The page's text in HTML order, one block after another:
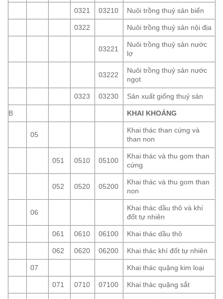
0321 03210 Nuôi trồng thuỷ sản biển
0322 Nuôi trồng thuỷ sản nội địa
03221
Nuôi trồng thuỷ sản nước
lợ
03222
Nuôi trồng thuỷ sản nước
ngọt
0323 03230 Sản xuất giống thuỷ sản
B KHAI KHOÁNG
05
Khai thác than cứng và
than non
051 0510 05100
Khai thác và thu gom than
cứng
052 0520 05200
Khai thác và thu gom than
non
06
Khai thác dầu thô và khí
đốt tự nhiên
061 0610 06100 Khai thác dầu thô
062 0620 06200 Khai thác khí đốt tự nhiên
07 Khai thác quặng kim loại
071 0710 07100 Khai thác quặng sắt